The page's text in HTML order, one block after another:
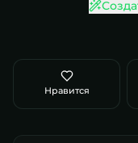
Нравится